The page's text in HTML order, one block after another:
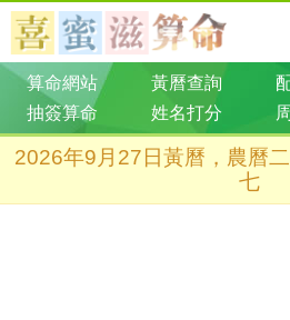
算命網站 黃曆查詢
抽簽算命
姓名打分
2026年9月27日黃曆，農曆
七